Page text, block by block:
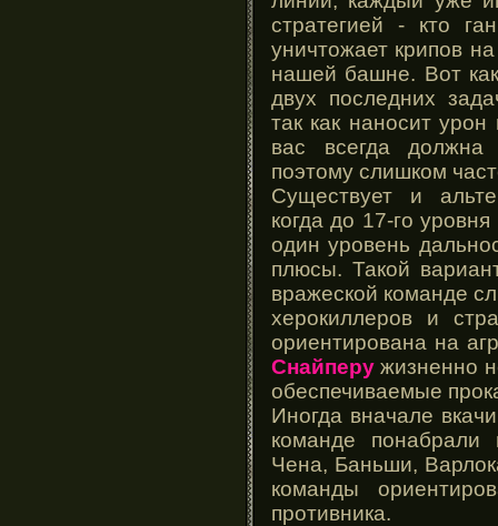
стратегией - кто
уничтожает крипов
нашей башне. Вот
двух последних
так как наносит
вас всегда должна
поэтому слишком
Существует и
когда до 17-го
один уровень
плюсы. Такой
вражеской команде
херокиллеров и
ориентирована на
Снайперу жизненно
обеспечиваемые
Иногда вначале
команде понабрали
Чена, Баньши,
команды
противника.